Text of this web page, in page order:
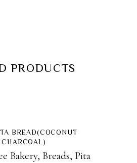
PRODUCTS
Sold
BREAD(COCONUT
CHARCOAL)
Bakery, Breads, Pita